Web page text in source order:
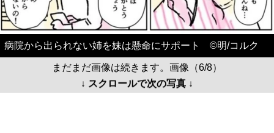
病院から出られない姉を妹は懸命にサポート ©️明/コルク
まだまだ画像は続きます。画像（6/8）
↓ スクロールで次の写真 ↓